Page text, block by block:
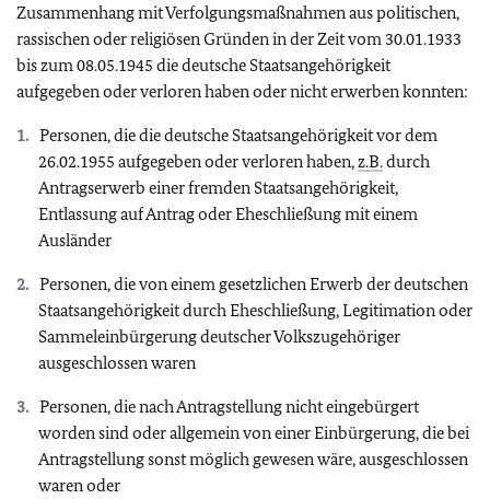
Zusammenhang mit Verfolgungsmaßnahmen aus politischen,
rassischen oder religiösen Gründen in der Zeit vom 30.01.1933
bis zum 08.05.1945 die deutsche Staatsangehörigkeit
aufgegeben oder verloren haben oder nicht erwerben konnten:
Personen, die die deutsche Staatsangehörigkeit vor dem
26.02.1955 aufgegeben oder verloren haben,z.B.durch
Antragserwerb einer fremden Staatsangehörigkeit,
Entlassung auf Antrag oder Eheschließung mit einem
Ausländer
Personen, die von einem gesetzlichen Erwerb der deutschen
Staatsangehörigkeit durch Eheschließung, Legitimation oder
Sammeleinbürgerung deutscher Volkszugehöriger
ausgeschlossen waren
Personen, die nach Antragstellung nicht eingebürgert
worden sind oder allgemein von einer Einbürgerung, die bei
Antragstellung sonst möglich gewesen wäre, ausgeschlossen
waren oder